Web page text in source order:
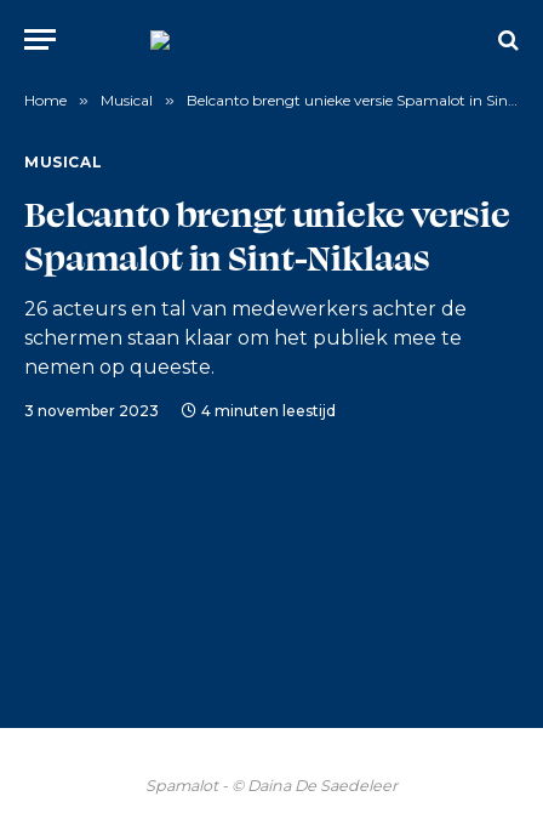
Home » Musical » Belcanto brengt unieke versie Spamalot in Sint-Niklaas
MUSICAL
Belcanto brengt unieke versie
Spamalot in Sint-Niklaas
26 acteurs en tal van medewerkers achter de
schermen staan klaar om het publiek mee te
nemen op queeste.
3 november 2023 4 minuten leestijd
Spamalot - © Daina De Saedeleer